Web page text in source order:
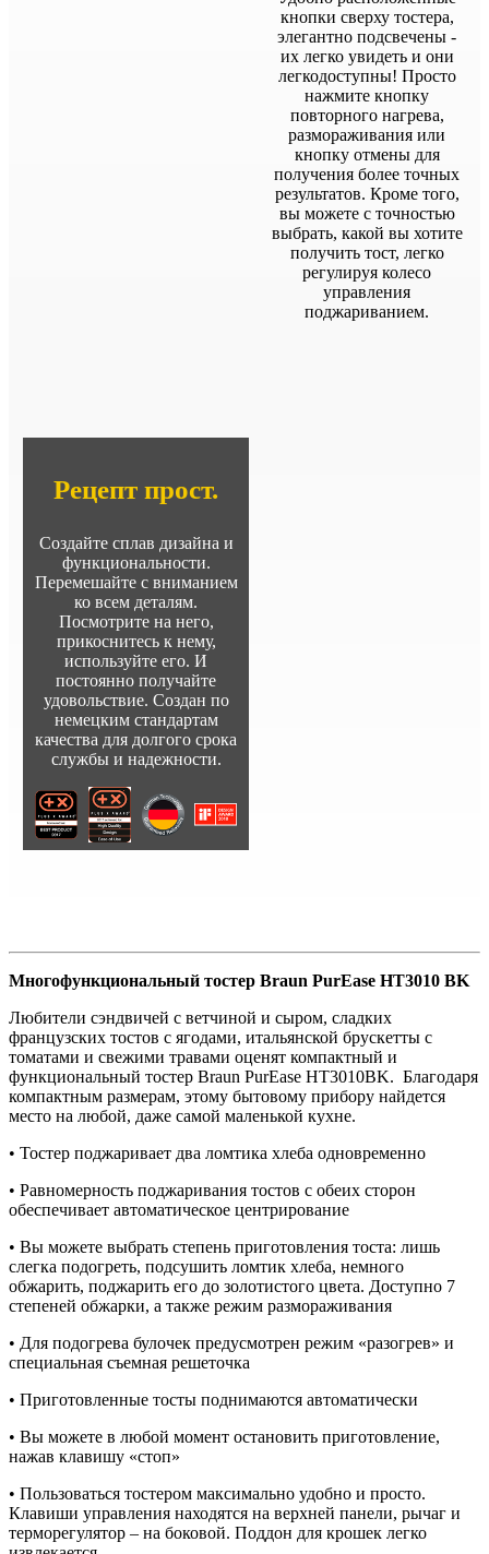
кнопки сверху тостера,
элегантно подсвечены -
их легко увидеть и они
легкодоступны! Просто
нажмите кнопку
повторного нагрева,
размораживания или
кнопку отмены для
получения более точных
результатов. Кроме того,
вы можете с точностью
выбрать, какой вы хотите
получить тост, легко
регулируя колесо
управления
поджариванием.
Рецепт прост.
Создайте сплав дизайна и
функциональности.
Перемешайте с вниманием
ко всем деталям.
Посмотрите на него,
прикоснитесь к нему,
используйте его. И
постоянно получайте
удовольствие. Создан по
немецким стандартам
качества для долгого срока
службы и надежности.
Многофункциональный тостер Braun PurEase HT3010 BK
Любители сэндвичей с ветчиной и сыром, сладких
французских тостов с ягодами, итальянской брускетты с
томатами и свежими травами оценят компактный и
функциональный тостер Braun PurEase HT3010BK. Благодаря
компактным размерам, этому бытовому прибору найдется
место на любой, даже самой маленькой кухне.
• Тостер поджаривает два ломтика хлеба одновременно
• Равномерность поджаривания тостов с обеих сторон
обеспечивает автоматическое центрирование
• Вы можете выбрать степень приготовления тоста: лишь
слегка подогреть, подсушить ломтик хлеба, немного
обжарить, поджарить его до золотистого цвета. Доступно 7
степеней обжарки, а также режим размораживания
• Для подогрева булочек предусмотрен режим «разогрев» и
специальная съемная решеточка
• Приготовленные тосты поднимаются автоматически
• Вы можете в любой момент остановить приготовление,
нажав клавишу «стоп»
• Пользоваться тостером максимально удобно и просто.
Клавиши управления находятся на верхней панели, рычаг и
терморегулятор – на боковой. Поддон для крошек легко